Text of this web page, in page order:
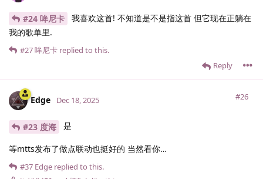
#24 哞尼卡
我喜欢这首! 不知道是不是指这首 但它现在正躺在
我的歌单里.
Reply
#27哞尼卡 replied to this.
Edge #26
Dec 18, 2025
#23 度海 是
等mtts发布了做点联动也挺好的 当然看你…
#37 Edge replied to this.